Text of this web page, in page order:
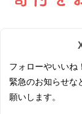
フォローやいいね
緊急のお知らせな
願いします。